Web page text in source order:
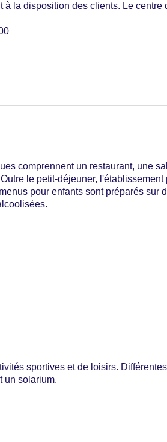
à la disposition des clients. Le
: 8
: 72
Express, Diners Club ,
comprennent un restaurant, une
le petit-déjeuner,
pour enfants sont préparés sur
sportives et de loisirs.
un solarium.